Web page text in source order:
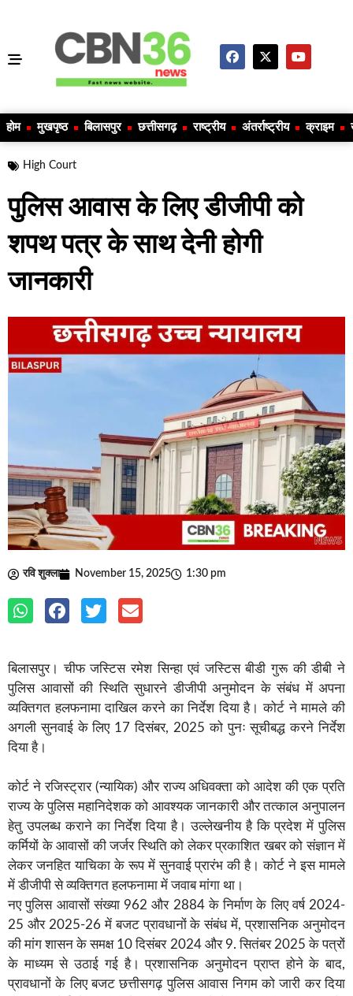
होम मुखपृष्ठ बिलासपुर छत्तीसगढ़ राष्ट्रीय अंतर्राष्ट्रीय क्राइम
High Court
पुलिस आवास के लिए डीजीपी को
शपथ पत्र के साथ देनी होगी
जानकारी
रवि शुक्ला November 15, 2025 1:30 pm
बिलासपुर। चीफ जस्टिस रमेश सिन्हा एवं जस्टिस बीडी गुरू की डीबी ने
पुलिस आवासों की स्थिति सुधारने डीजीपी अनुमोदन के संबंध में अपना
व्यक्तिगत हलफनामा दाखिल करने का निर्देश दिया है। कोर्ट ने मामले की
अगली सुनवाई के लिए 17 दिसंबर, 2025 को पुनः सूचीबद्ध करने निर्देश
दिया है।
कोर्ट ने रजिस्ट्रार (न्यायिक) और राज्य अधिवक्ता को आदेश की एक प्रति
राज्य के पुलिस महानिदेशक को आवश्यक जानकारी और तत्काल अनुपालन
हेतु उपलब्ध कराने का निर्देश दिया है। उल्लेखनीय है कि प्रदेश में पुलिस
कर्मियों के आवासों की जर्जर स्थिति को लेकर प्रकाशित खबर को संज्ञान में
लेकर जनहित याचिका के रूप में सुनवाई प्रारंभ की है। कोर्ट ने इस मामले
में डीजीपी से व्यक्तिगत हलफनामा में जवाब मांगा था।
नए पुलिस आवासों संख्या 962 और 2884 के निर्माण के लिए वर्ष 2024-
25 और 2025-26 में बजट प्रावधानों के संबंध में, प्रशासनिक अनुमोदन
की मांग शासन के समक्ष 10 दिसंबर 2024 और 9. सितंबर 2025 के पत्रों
के माध्यम से उठाई गई है। प्रशासनिक अनुमोदन प्राप्त होने के बाद,
प्रावधानों के लिए बजट छत्तीसगढ़ पुलिस आवास निगम को जारी कर दिया